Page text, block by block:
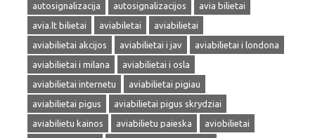
autosignalizacija
autosignalizacijos
avia bilietai
avia.lt bilietai
aviabiletai
aviabilietai
aviabilietai akcijos
aviabilietai i jav
aviabilietai i londona
aviabilietai i milana
aviabilietai i osla
aviabilietai internetu
aviabilietai pigiau
aviabilietai pigus
aviabilietai pigus skrydziai
aviabilietu kainos
aviabilietu paieska
aviobilietai